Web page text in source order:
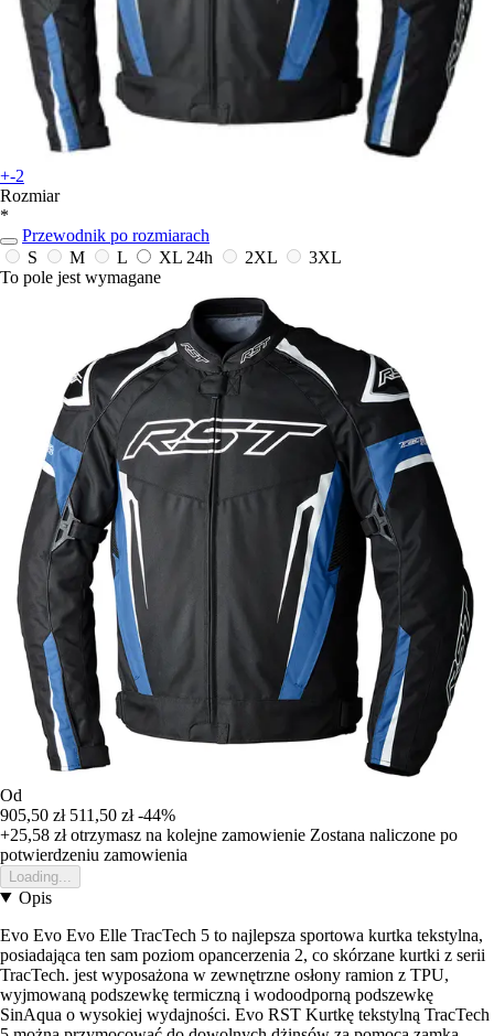
+-2
Rozmiar
*
Przewodnik po rozmiarach
S
M L XL 24h 2XL
3XL
To pole jest wymagane
Od
905,50 zł 511,50 zł -44%
+25,58 złotrzymasz na kolejne zamowienie Zostana naliczone po
potwierdzeniu zamowienia
Loading...
Opis
Evo Evo Evo Elle TracTech 5 to najlepsza sportowa kurtka tekstylna,
posiadająca ten sam poziom opancerzenia 2, co skórzane kurtki z serii
TracTech. jest wyposażona w zewnętrzne osłony ramion z TPU,
wyjmowaną podszewkę termiczną i wodoodporną podszewkę
SinAqua o wysokiej wydajności. Evo RST Kurtkę tekstylną TracTech